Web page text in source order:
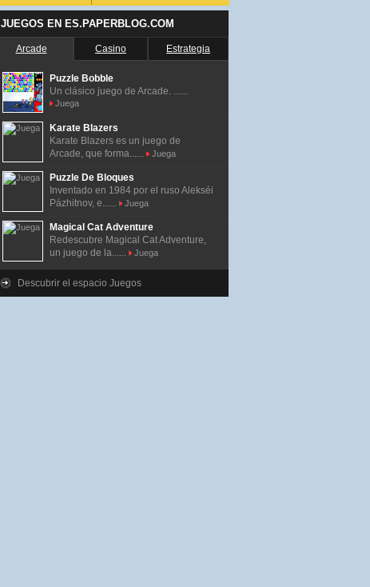
JUEGOS EN ES.PAPERBLOG.COM
Arcade Casino Estrategia
Puzzle Bobble
Un clásico juego de Arcade. ......
Juega
Karate Blazers
Karate Blazers es un juego de
Arcade, que forma......
Juega
Puzzle De Bloques
Inventado en 1984 por el ruso Alekséi
Pázhitnov, e......
Juega
Magical Cat Adventure
Redescubre Magical Cat Adventure,
un juego de la......
Juega
Descubrir el espacio Juegos